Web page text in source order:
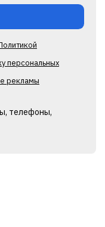
персональных
рекламы
телефоны,